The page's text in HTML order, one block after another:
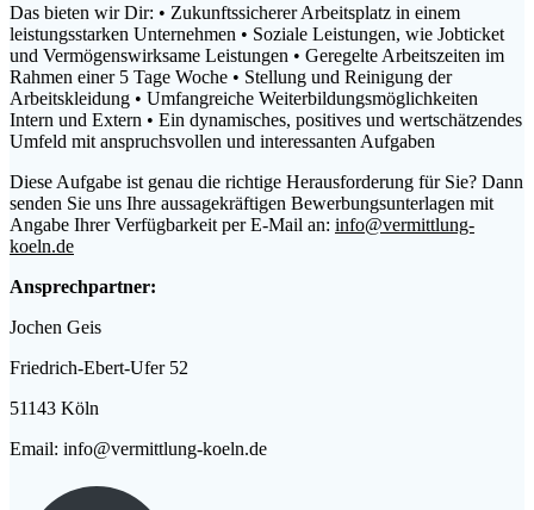
Das bieten wir Dir: • Zukunftssicherer Arbeitsplatz in einem
leistungsstarken Unternehmen • Soziale Leistungen, wie Jobticket
und Vermögenswirksame Leistungen • Geregelte Arbeitszeiten im
Rahmen einer 5 Tage Woche • Stellung und Reinigung der
Arbeitskleidung • Umfangreiche Weiterbildungsmöglichkeiten
Intern und Extern • Ein dynamisches, positives und wertschätzendes
Umfeld mit anspruchsvollen und interessanten Aufgaben
Diese Aufgabe ist genau die richtige Herausforderung für Sie? Dann
senden Sie uns Ihre aussagekräftigen Bewerbungsunterlagen mit
Angabe Ihrer Verfügbarkeit per E-Mail an: info@vermittlung-
koeln.de
Ansprechpartner:
Jochen Geis
Friedrich-Ebert-Ufer 52
51143 Köln
Email: info@vermittlung-koeln.de